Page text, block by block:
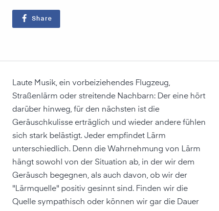
Share
Laute Musik, ein vorbeiziehendes Flugzeug,
Straßenlärm oder streitende Nachbarn: Der eine hört
darüber hinweg, für den nächsten ist die
Geräuschkulisse erträglich und wieder andere fühlen
sich stark belästigt. Jeder empfindet Lärm
unterschiedlich. Denn die Wahrnehmung von Lärm
hängt sowohl von der Situation ab, in der wir dem
Geräusch begegnen, als auch davon, ob wir der
"Lärmquelle" positiv gesinnt sind. Finden wir die
Quelle sympathisch oder können wir gar die Dauer